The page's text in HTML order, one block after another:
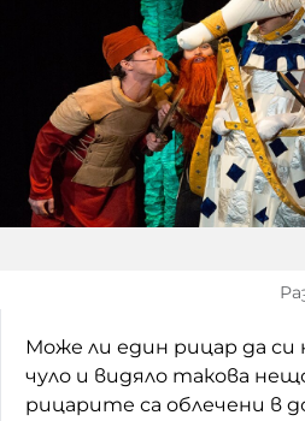
Фантазирай
Приказки
История на
Музикална кутийка
От соул до рокендрол
Къщата
Кои сме ние?
За вас, родители
БНР
БНР Новини
Може ли един рицар да си
чуло и видяло такова
рицарите са облечени в